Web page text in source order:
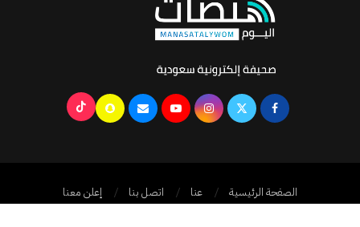
الصفحة الرئيسية عنا اتصل بنا إعلن معنا